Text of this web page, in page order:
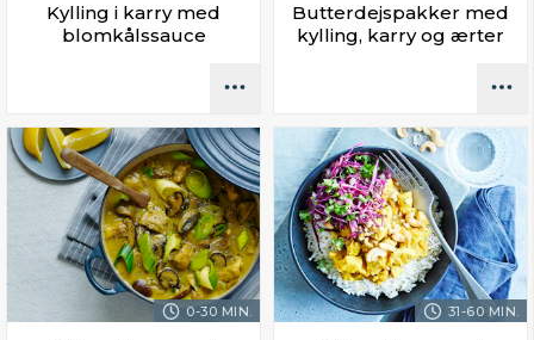
Kylling i karry med
blomkålssauce
Butterdejspakker med
kylling, karry og ærter
0-30 MIN. 31-60 MIN.